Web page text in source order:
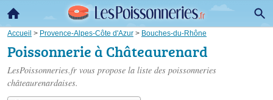
Accueil > Provence-Alpes-Côte d'Azur > Bouches-du-Rhône
Poissonnerie à Châteaurenard
LesPoissonneries.fr vous propose la liste des poissonneries
châteaurenardaises.